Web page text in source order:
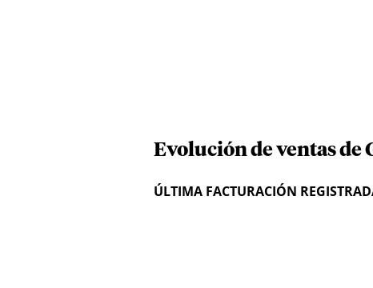
Evolución de ventas de
ÚLTIMA FACTURACIÓN